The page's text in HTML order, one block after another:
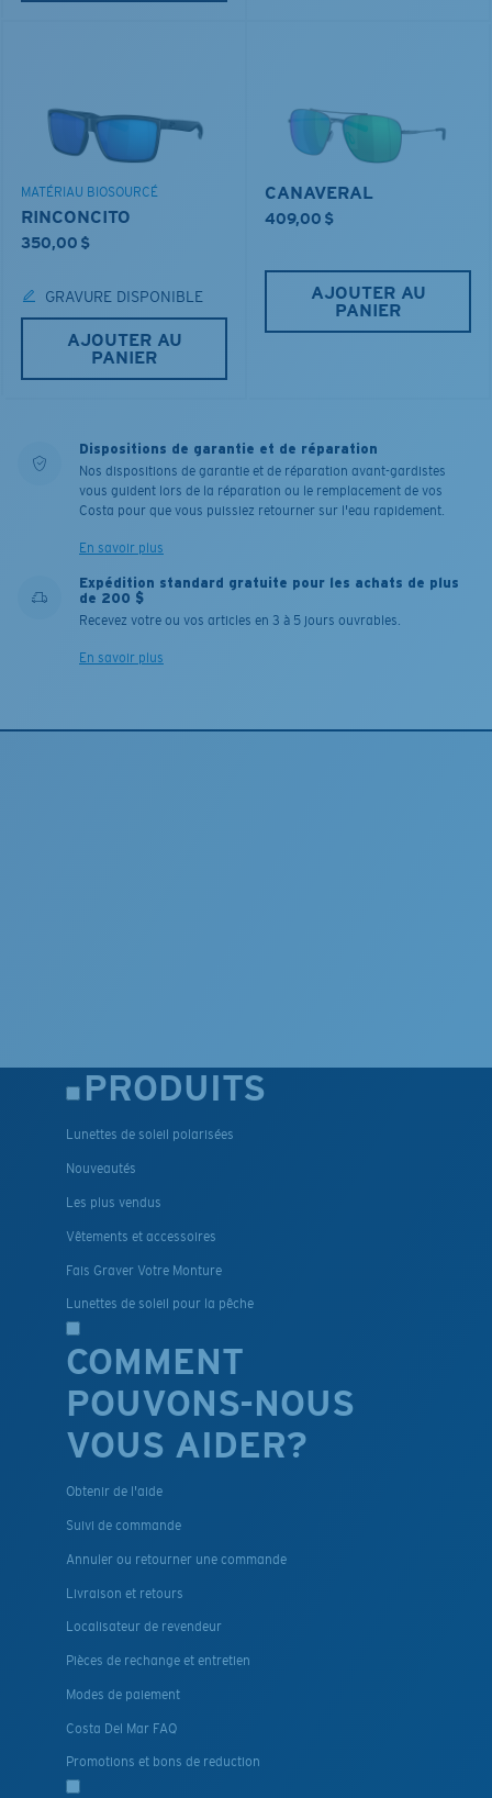
MATÉRIAU BIOSOURCÉ
RINCONCITO
350,00 $
GRAVURE DISPONIBLE
AJOUTER AU
PANIER
CANAVERAL
409,00 $
AJOUTER AU
PANIER
Dispositions de garantie et de réparation
Nos dispositions de garantie et de réparation avant-gardistes
vous guident lors de la réparation ou le remplacement de vos
Costa pour que vous puissiez retourner sur l'eau rapidement.
En savoir plus
Expédition standard gratuite pour les achats de plus
de 200 $
Recevez votre ou vos articles en 3 à 5 jours ouvrables.
En savoir plus
PRODUITS
Lunettes de soleil polarisées
Nouveautés
Les plus vendus
Vêtements et accessoires
Fais Graver Votre Monture
Lunettes de soleil pour la pêche
COMMENT
POUVONS-NOUS
VOUS AIDER?
Obtenir de l'aide
Suivi de commande
Annuler ou retourner une commande
Livraison et retours
Localisateur de revendeur
Pièces de rechange et entretien
Modes de paiement
Costa Del Mar FAQ
Promotions et bons de reduction